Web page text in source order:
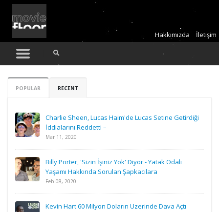
Hakkımızda İletişim
POPULAR RECENT
Charlie Sheen, Lucas Haim'de Lucas Setine Getirdiği
İddialarını Reddetti –
Mar 11, 2020
Billy Porter, 'Sizin İşiniz Yok' Diyor - Yatak Odalı
Yaşamı Hakkında Sorulan Şapkacılara
Feb 08, 2020
Kevin Hart 60 Milyon Doların Üzerinde Dava Açtı